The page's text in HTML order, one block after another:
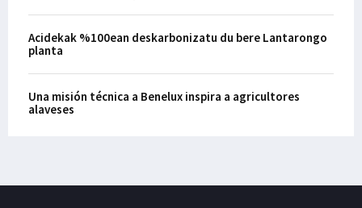
Acidekak %100ean deskarbonizatu du bere Lantarongo
planta
Una misión técnica a Benelux inspira a agricultores
alaveses